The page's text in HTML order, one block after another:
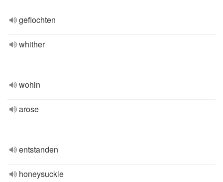
geflochten
whither
wohin
arose
entstanden
honeysuckle